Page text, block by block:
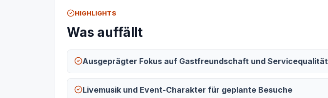
HIGHLIGHTS
Was auffällt
Ausgeprägter Fokus auf Gastfreundschaft und Servicequalität
Livemusik und Event-Charakter für geplante Besuche